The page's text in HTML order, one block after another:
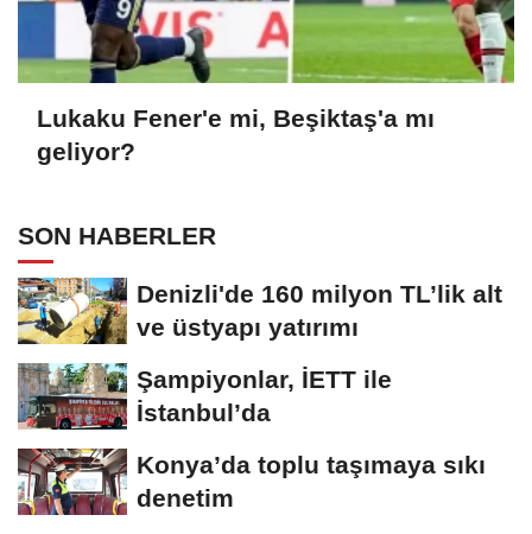
Lukaku Fener'e mi, Beşiktaş'a mı
geliyor?
SON HABERLER
Denizli'de 160 milyon TL’lik alt
ve üstyapı yatırımı
Şampiyonlar, İETT ile
İstanbul’da
Konya’da toplu taşımaya sıkı
denetim